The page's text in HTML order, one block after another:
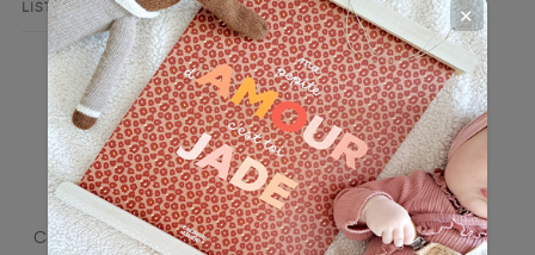
LISTE DE SOUHAITS AJOUTER AU COMPARATEUR
LA DESCRIPTION DÉTAILS DU PRODUIT
Cette toise de 17 x 90 cm, en bois de peuplier de 5 mm,
✕